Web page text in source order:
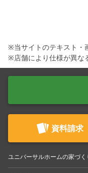
家づくりの知識
企業情報
お問い合わせ
※当サイトのテキスト・
※店舗により仕様が異な
資料請求
ユニバーサルホームの家づく